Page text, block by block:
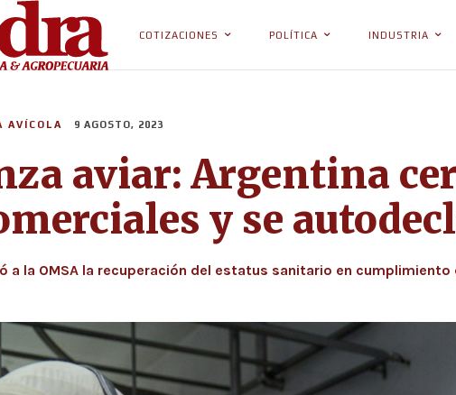
COTIZACIONES POLÍTICA INDUSTRIA
AVÍCOLA 9 AGOSTO, 2023
aviar: Argentina
y se
a la OMSA la recuperación del estatus sanitario en